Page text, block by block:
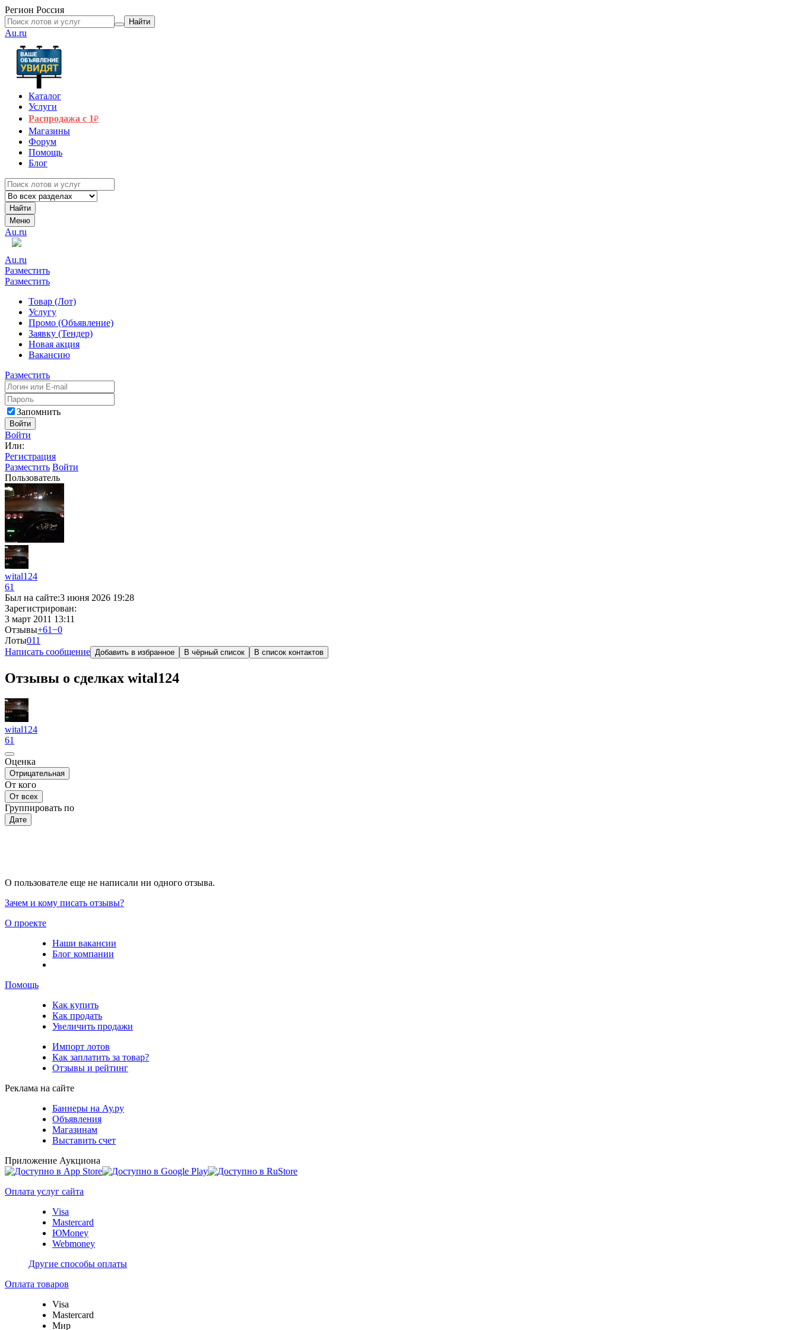
Регион Россия
Найти
Au.ru
Каталог
Услуги
Распродажа с 1₽
Магазины
Форум
Помощь
Блог
Найти
Меню
Au.ru
Au.ru
Разместить
Разместить
Товар (Лот)
Услугу
Промо (Объявление)
Заявку (Тендер)
Новая акция
Вакансию
Разместить
Запомнить
Войти
Войти
Или:
Регистрация
Разместить Войти
Пользователь
wital124
61
Был на сайте:3 июня 2026 19:28
Зарегистрирован:
3 март 2011 13:11
Отзывы+61−0
Лоты011
Написать сообщение Добавить в избранное В чёрный список В список контактов
Отзывы о сделках wital124
wital124
61
Оценка
Отрицательная
От кого
От всех
Группировать по
Дате
О пользователе еще не написали ни одного отзыва.
Зачем и кому писать отзывы?
О проекте
Наши вакансии
Блог компании
Помощь
Как купить
Как продать
Увеличить продажи
Импорт лотов
Как заплатить за товар?
Отзывы и рейтинг
Реклама на сайте
Баннеры на Ау.ру
Объявления
Магазинам
Выставить счет
Приложение Аукциона
Оплата услуг сайта
Visa
Mastercard
ЮMoney
Webmoney
Другие способы оплаты
Оплата товаров
Visa
Mastercard
Мир